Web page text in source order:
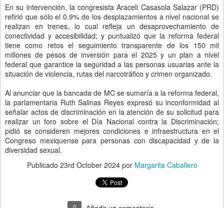
En su intervención, la congresista Araceli Casasola Salazar (PRD)
refirió que sólo el 0.9% de los desplazamientos a nivel nacional se
realizan en trenes, lo cual refleja un desaprovechamiento de
conectividad y accesibilidad; y puntualizó que la reforma federal
tiene como retos el seguimiento transparente de los 150 mil
millones de pesos de inversión para el 2025 y un plan a nivel
federal que garantice la seguridad a las personas usuarias ante la
situación de violencia, rutas del narcotráfico y crimen organizado.
Al anunciar que la bancada de MC se sumaría a la reforma federal,
la parlamentaria Ruth Salinas Reyes expresó su inconformidad al
señalar actos de discriminación en la atención de su solicitud para
realizar un foro sobre el Día Nacional contra la Discriminación;
pidió se consideren mejores condiciones e infraestructura en el
Congreso mexiquense para personas con discapacidad y de la
diversidad sexual.
Publicado 23rd October 2024por Margarita Caballero